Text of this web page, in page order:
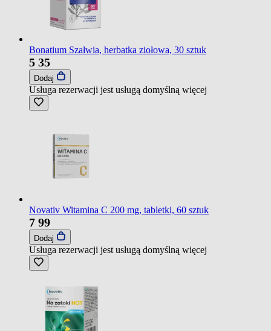
Bonatium Szałwia, herbatka ziołowa, 30 sztuk
5 35
Dodaj
Usługa rezerwacji jest usługą domyślną więcej
Novativ Witamina C 200 mg, tabletki, 60 sztuk
7 99
Dodaj
Usługa rezerwacji jest usługą domyślną więcej